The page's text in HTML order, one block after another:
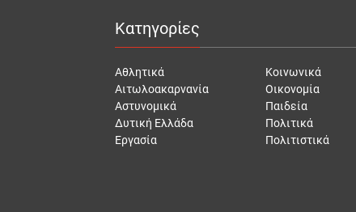
Κατηγορίες
Αθλητικά
Αιτωλοακαρνανία
Αστυνομικά
Δυτική Ελλάδα
Εργασία
Κοινωνικά
Οικονομία
Παιδεία
Πολιτικά
Πολιτιστικά